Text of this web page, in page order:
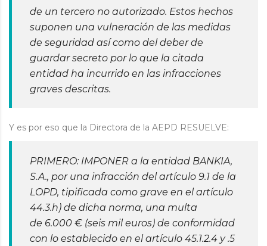
de un tercero no autorizado. Estos hechos
suponen una vulneración de las medidas
de seguridad así como del deber de
guardar secreto por lo que la citada
entidad ha incurrido en las infracciones
graves descritas.
Y es por eso que la Directora de la AEPD RESUELVE:
PRIMERO: IMPONER a la entidad BANKIA,
S.A., por una infracción del artículo 9.1 de la
LOPD, tipificada como grave en el artículo
44.3.h) de dicha norma, una multa
de 6.000 € (seis mil euros) de conformidad
con lo establecido en el artículo 45.1.2.4 y .5